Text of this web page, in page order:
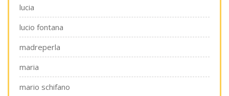
lucia
lucio fontana
madreperla
maria
mario schifano